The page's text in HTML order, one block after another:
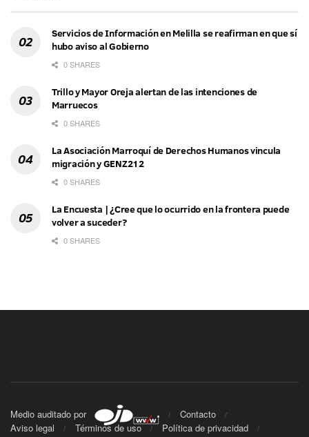
Servicios de Información en Melilla se reafirman en que sí
hubo aviso al Gobierno
0 SHARES
Trillo y Mayor Oreja alertan de las intenciones de
Marruecos
0 SHARES
La Asociación Marroquí de Derechos Humanos vincula
migración y GENZ212
0 SHARES
La Encuesta | ¿Cree que lo ocurrido en la frontera puede
volver a suceder?
0 SHARES
Medio auditado por
Contacto
Aviso legal
Términos de uso
Política de privacidad